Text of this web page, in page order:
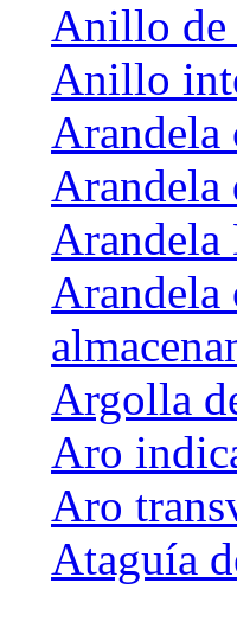
Anillo de
Anillo
Arandela
Arandela
Arandela
Argolla
Aro
Aro
Ataguía